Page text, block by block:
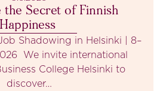
the Secret of Finnish
Happiness
Shadowing in Helsinki | 8–
We invite international
College Helsinki to
discover…